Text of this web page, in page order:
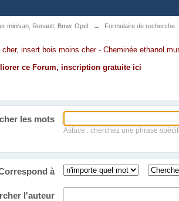
minivan, Renault, Bmw, Opel → Formulaire de recherche
insert bois moins cher - Cheminée ethanol
ce Forum, inscription gratuite ici
les mots
Astuce : cherchez une phrase
à
l'auteur